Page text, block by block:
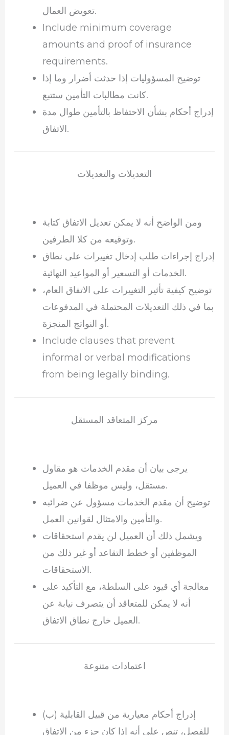
تعويض العمال.
Include minimum coverage
amounts and proof of insurance
requirements.
توضيح المسؤوليات إذا حدثت أضرار وما إذا
كانت مطالبات التأمين ستتبع.
إدراج أحكام بشأن الاحتفاظ بالتأمين طوال مدة
الاتفاق.
التعديلات والتعديلات
ومن الواضح أنه لا يمكن تعديل الاتفاق كتابة
وتوقيعه من كلا الطرفين.
إدراج إجراءات طلب إدخال تغييرات على نطاق
الخدمات أو التسعير أو المواعيد النهائية.
توضيح كيفية تأثير التغييرات على الاتفاق العام،
بما في ذلك التعديلات المحتملة في المدفوعات
أو النواتج المنجزة.
Include clauses that prevent
informal or verbal modifications
from being legally binding.
مركز المتعاقد المستقل
يرجى بيان أن مقدم الخدمات هو مقاول
مستقل، وليس موظفا في العميل.
توضيح أن مقدم الخدمات مسؤول عن ضرائبه
والتأمين والامتثال لقوانين العمل.
ويشمل ذلك أن العميل لن يقدم استحقاقات
الموظفين أو خطط التقاعد أو غير ذلك من
الاستحقاقات.
معالجة أي قيود على السلطة، مع التأكيد على
أنه لا يمكن للمتعاقد أن يتصرف نيابة عن
العميل خارج نطاق الاتفاق.
اعتمادات متنوعة
(ب) إدراج أحكام معيارية من قبيل القابلية
للفصل، تنص على أنه إذا كان جزء من الاتفاق